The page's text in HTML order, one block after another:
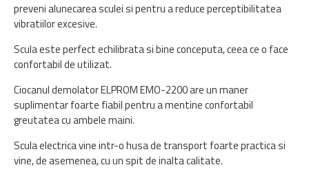
preveni alunecarea sculei si pentru a reduce perceptibilitatea
vibratiilor excesive.
Scula este perfect echilibrata si bine conceputa, ceea ce o face
confortabil de utilizat.
Ciocanul demolator ELPROM EMO-2200 are un maner
suplimentar foarte fiabil pentru a mentine confortabil
greutatea cu ambele maini.
Scula electrica vine intr-o husa de transport foarte practica si
vine, de asemenea, cu un spit de inalta calitate.